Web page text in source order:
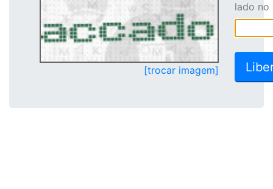
[trocar imagem]
lado no